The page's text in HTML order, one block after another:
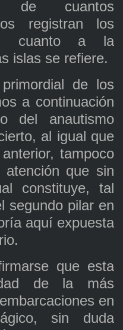
de cuantos
registran los
cuanto a la
islas se refiere.
de los
a continuación
del anautismo
al igual que
tampoco
que sin
constituye, tal
segundo pilar en
aquí expuesta
que esta
de la más
en
sin duda